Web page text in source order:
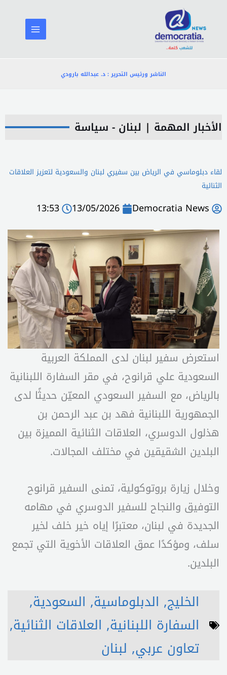
المحتوى
الناشر ورئيس التحرير : د. عبدالله بارودي
الأخبار المهمة | لبنان - سياسة
لقاء دبلوماسي في الرياض بين سفيري لبنان والسعودية لتعزيز العلاقات
الثنائية
Democratia News
13/05/2026
13:53
استعرض سفير لبنان لدى المملكة العربية
السعودية علي قرانوح، في مقر السفارة اللبنانية
بالرياض، مع السفير السعودي المعيّن حديثًا لدى
الجمهورية اللبنانية فهد بن عبد الرحمن بن
هذلول الدوسري، العلاقات الثنائية المميزة بين
البلدين الشقيقين في مختلف المجالات.
وخلال زيارة بروتوكولية، تمنى السفير قرانوح
التوفيق والنجاح للسفير الدوسري في مهامه
الجديدة في لبنان، معتبرًا إياه خير خلف لخير
سلف، ومؤكدًا عمق العلاقات الأخوية التي تجمع
البلدين.
الخليج, الدبلوماسية, السعودية,
السفارة اللبنانية, العلاقات الثنائية,
تعاون عربي, لبنان